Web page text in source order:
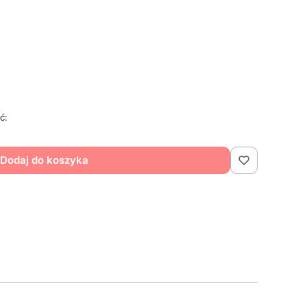
Dodaj do koszyka